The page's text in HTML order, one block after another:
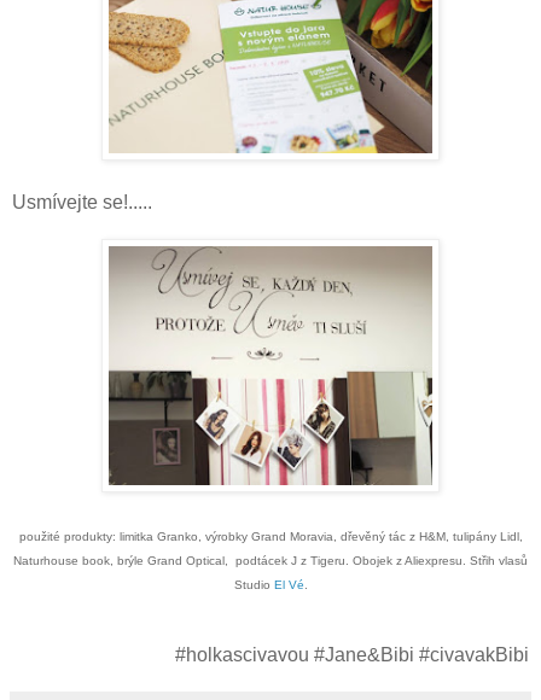
Usmívejte se!.....
použité produkty: limitka Granko, výrobky Grand Moravia, dřevěný tác z H&M, tulipány Lidl,
Naturhouse book, brýle Grand Optical, podtácek J z Tigeru. Obojek z Aliexpresu. Střih vlasů
Studio El Vé
#holkascivavou #Jane&Bibi #civavakBibi